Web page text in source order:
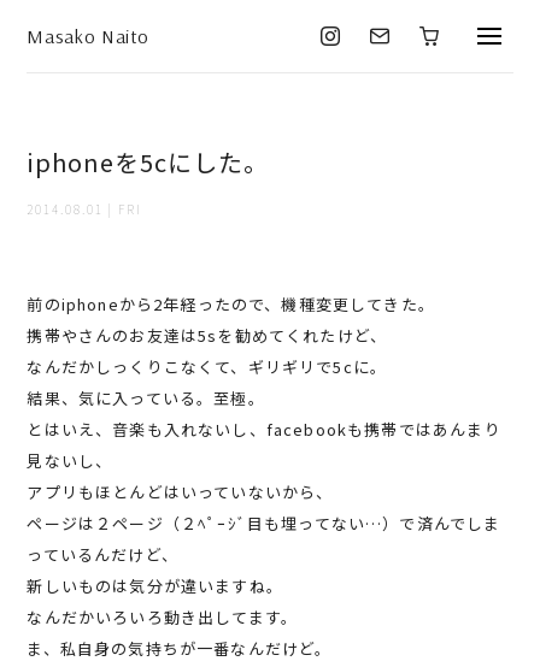
Masako Naito
iphoneを5cにした。
2014.08.01 | FRI
前のiphoneから2年経ったので、機種変更してきた。
携帯やさんのお友達は5sを勧めてくれたけど、
なんだかしっくりこなくて、ギリギリで5cに。
結果、気に入っている。至極。
とはいえ、音楽も入れないし、facebookも携帯ではあんまり
見ないし、
アプリもほとんどはいっていないから、
ページは２ページ（２ﾍﾟｰｼﾞ目も埋ってない…）で済んでしま
っているんだけど、
新しいものは気分が違いますね。
なんだかいろいろ動き出してます。
ま、私自身の気持ちが一番なんだけど。